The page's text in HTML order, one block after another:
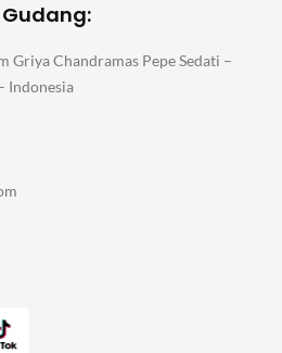
Griya Chandramas Pepe Sedati –
Indonesia